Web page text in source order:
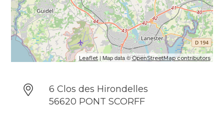
Leaflet| Map data ©OpenStreetMap contributors
6 Clos des Hirondelles
56620 PONT SCORFF